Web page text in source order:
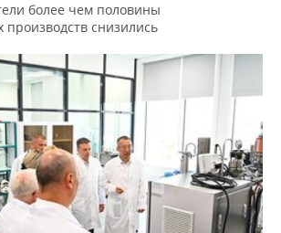
более чем половины
снизились